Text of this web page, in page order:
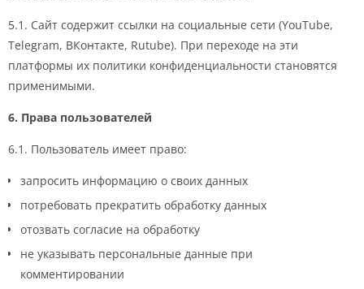
5.1. Сайт содержит ссылки на социальные сети (YouTube,
Telegram, ВКонтакте, Rutube). При переходе на эти
платформы их политики конфиденциальности становятся
применимыми.
6. Права пользователей
6.1. Пользователь имеет право:
запросить информацию о своих данных
потребовать прекратить обработку данных
отозвать согласие на обработку
не указывать персональные данные при
комментировании